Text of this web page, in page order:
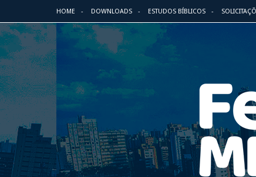
HOME DOWNLOADS ESTUDOS BÍBLICOS